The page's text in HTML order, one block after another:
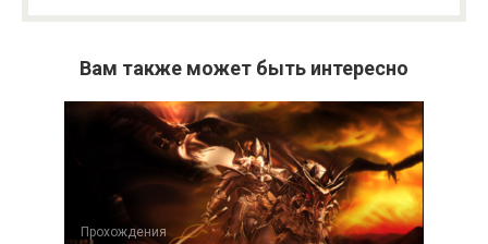
Вам также может быть интересно
Прохождения